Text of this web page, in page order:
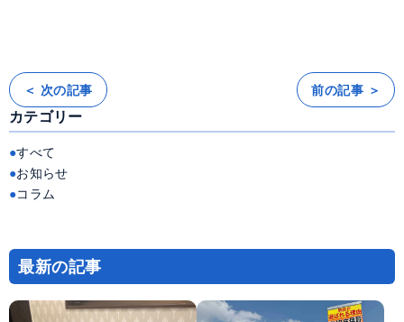
投
稿
ナ
ビ
ゲ
ー
シ
ョ
ン
＜ 次の記事 前の記事 ＞
カテゴリー
すべて
お知らせ
コラム
最新の記事